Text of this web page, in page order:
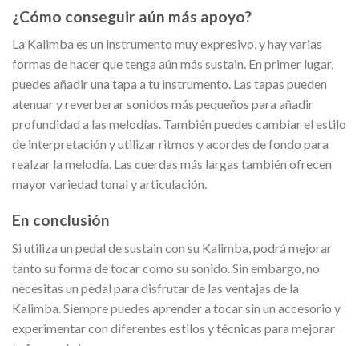
¿Cómo conseguir aún más apoyo?
La Kalimba es un instrumento muy expresivo, y hay varias
formas de hacer que tenga aún más sustain. En primer lugar,
puedes añadir una tapa a tu instrumento. Las tapas pueden
atenuar y reverberar sonidos más pequeños para añadir
profundidad a las melodías. También puedes cambiar el estilo
de interpretación y utilizar ritmos y acordes de fondo para
realzar la melodía. Las cuerdas más largas también ofrecen
mayor variedad tonal y articulación.
En conclusión
Si utiliza un pedal de sustain con su Kalimba, podrá mejorar
tanto su forma de tocar como su sonido. Sin embargo, no
necesitas un pedal para disfrutar de las ventajas de la
Kalimba. Siempre puedes aprender a tocar sin un accesorio y
experimentar con diferentes estilos y técnicas para mejorar